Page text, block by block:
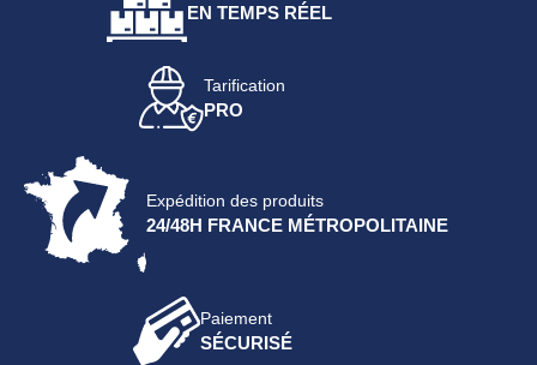
EN TEMPS RÉEL
Tarification
PRO
Expédition des produits
24/48H FRANCE MÉTROPOLITAINE
Paiement
SÉCURISÉ